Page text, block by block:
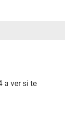
a ver si te